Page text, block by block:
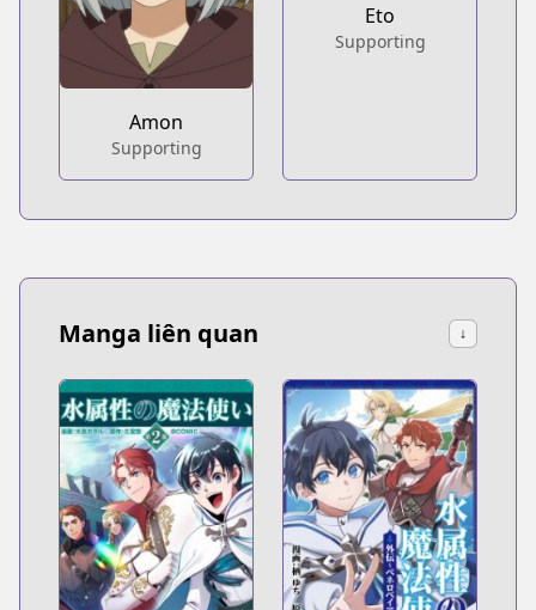
Amon
Supporting
Eto
Supporting
Manga liên quan ↓